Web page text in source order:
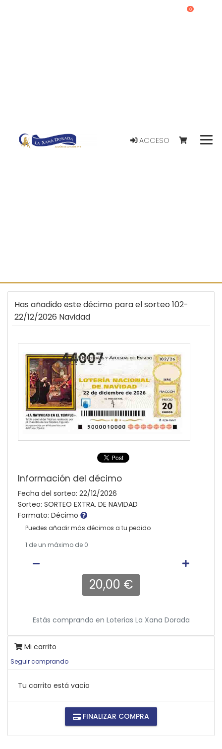
ACCESO
0
Has añadido este décimo para el sorteo 102-
22/12/2026 Navidad
Información del décimo
Fecha del sorteo: 22/12/2026
Sorteo: SORTEO EXTRA. DE NAVIDAD
Formato: Décimo
Puedes añadir más décimos a tu pedido
1 de un máximo de 0
20,00 €
Estás comprando en Loterias La Xana Dorada
Mi carrito
Seguir comprando
Tu carrito está vacio
FINALIZAR COMPRA